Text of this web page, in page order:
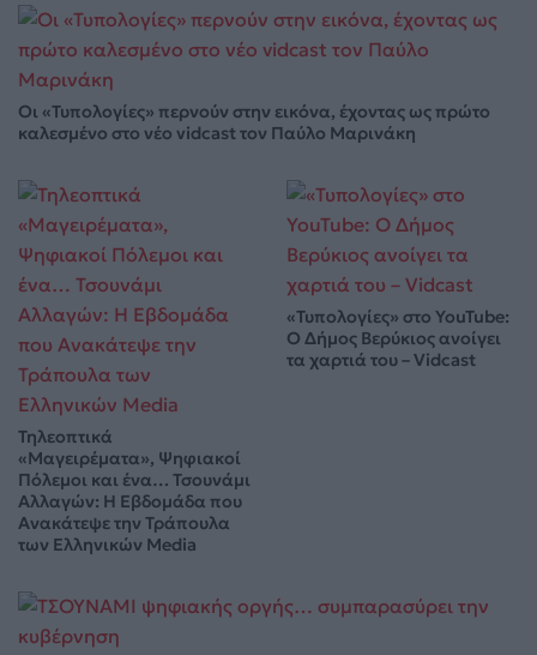
Οι «Τυπολογίες» περνούν στην εικόνα, έχοντας ως πρώτο
καλεσμένο στο νέο vidcast τον Παύλο Μαρινάκη
Τηλεοπτικά
«Μαγειρέματα», Ψηφιακοί
Πόλεμοι και ένα… Τσουνάμι
Αλλαγών: Η Εβδομάδα που
Ανακάτεψε την Τράπουλα
των Ελληνικών Media
«Τυπολογίες» στο YouTube:
Ο Δήμος Βερύκιος ανοίγει
τα χαρτιά του – Vidcast